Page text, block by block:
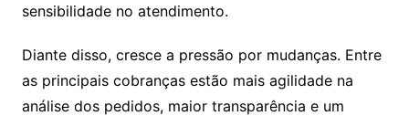
sensibilidade no atendimento.
Diante disso, cresce a pressão por mudanças. Entre
as principais cobranças estão mais agilidade na
análise dos pedidos, maior transparência e um